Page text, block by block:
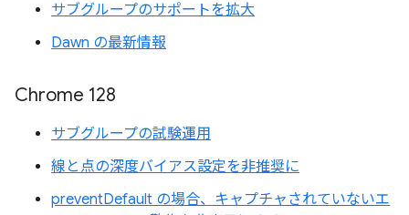
サブグループのサポートを拡大
Dawn の最新情報
Chrome 128
サブグループの試験運用
線と点の深度バイアス設定を非推奨に
preventDefault の場合、キャプチャされていないエ